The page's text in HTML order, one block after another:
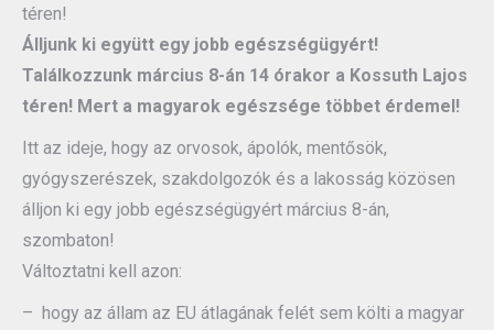
téren!
Álljunk ki együtt egy jobb egészségügyért!
Találkozzunk március 8-án 14 órakor a Kossuth Lajos
téren! Mert a magyarok egészsége többet érdemel!
Itt az ideje, hogy az orvosok, ápolók, mentősök,
gyógyszerészek, szakdolgozók és a lakosság közösen
álljon ki egy jobb egészségügyért március 8-án,
szombaton!
Változtatni kell azon:
– hogy az állam az EU átlagának felét sem költi a magyar